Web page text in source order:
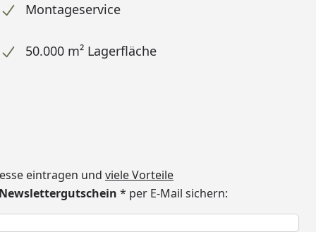
Montageservice
50.000 m² Lagerfläche
eintragen und viele Vorteile
* per E-Mail sichern: